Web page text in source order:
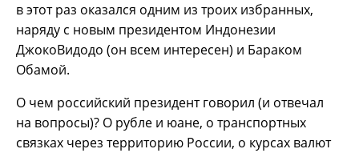
в этот раз оказался одним из троих избранных,
наряду с новым президентом Индонезии
ДжокоВидодо (он всем интересен) и Бараком
Обамой.
О чем российский президент говорил (и отвечал
на вопросы)? О рубле и юане, о транспортных
связках через территорию России, о курсах валют